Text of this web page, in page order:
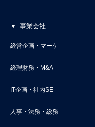
事業会社
経営企画・マーケ
経理財務・M&A
IT企画・社内SE
人事・法務・総務